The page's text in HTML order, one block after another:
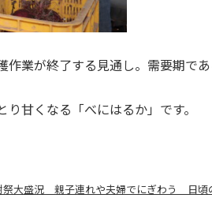
作業が終了する見通し。需要期で
甘くなる「べにはるか」です。
祭大盛況 親子連れや夫婦でにぎわう 日頃